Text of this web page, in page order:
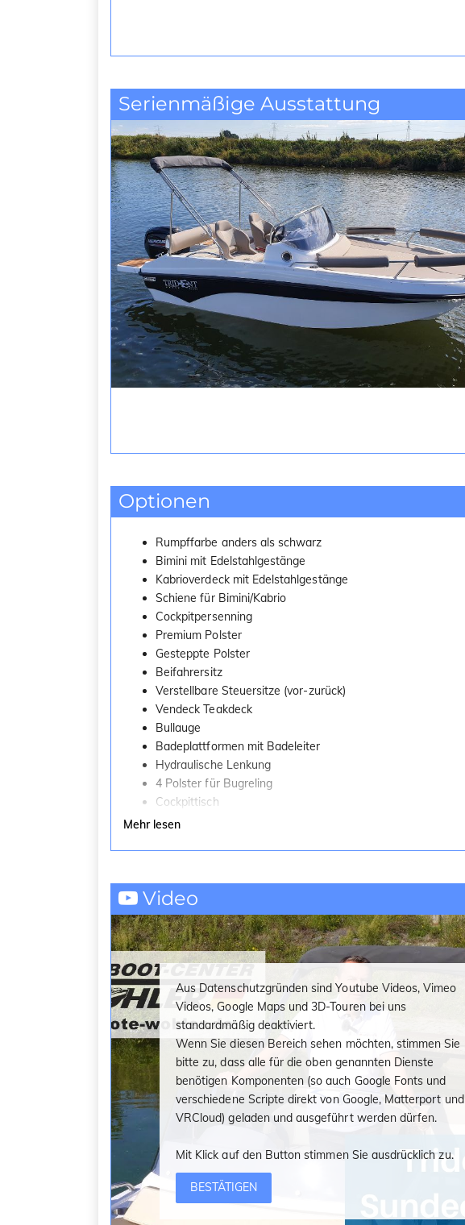
Serienmäßige Ausstattung
Optionen
Rumpffarbe anders als schwarz
Bimini mit Edelstahlgestänge
Kabrioverdeck mit Edelstahlgestänge
Schiene für Bimini/Kabrio
Cockpitpersenning
Premium Polster
Gesteppte Polster
Beifahrersitz
Verstellbare Steuersitze (vor-zurück)
Vendeck Teakdeck
Bullauge
Badeplattformen mit Badeleiter
Hydraulische Lenkung
4 Polster für Bugreling
Cockpittisch
6 Cockpitleuchten
Mehr lesen
Video
Aus Datenschutzgründen sind Youtube Videos, Vimeo
Videos, Google Maps und 3D-Touren bei uns
standardmäßig deaktiviert.
Wenn Sie diesen Bereich sehen möchten, stimmen Sie
bitte zu, dass alle für die oben genannten Dienste
benötigen Komponenten (so auch Google Fonts und
verschiedene Scripte direkt von Google, Matterport und
VRCloud) geladen und ausgeführt werden dürfen.
Mit Klick auf den Button stimmen Sie ausdrücklich zu.
BESTÄTIGEN